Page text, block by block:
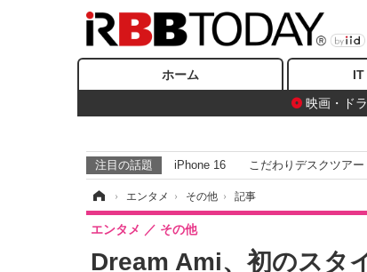
ホーム IT
映画・ド
注目の話題 iPhone 16 こだわりデスクツアー
› エンタメ › その他 › 記事
Dream Ami、初のスタ
エンタメ その他